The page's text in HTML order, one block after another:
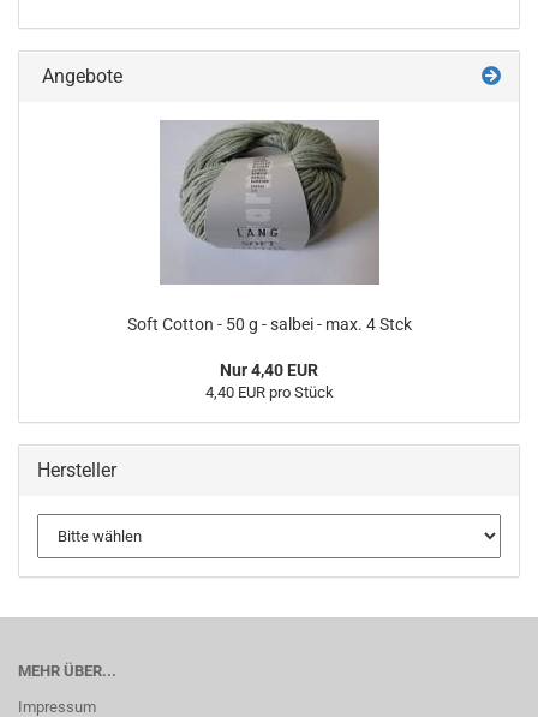
Angebote
Soft Cotton - 50 g - salbei - max. 4 Stck
Nur 4,40 EUR
4,40 EUR pro Stück
Hersteller
MEHR ÜBER...
Impressum